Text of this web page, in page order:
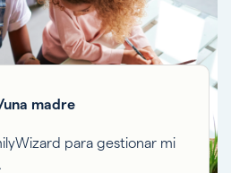
madre
para gestionar mi